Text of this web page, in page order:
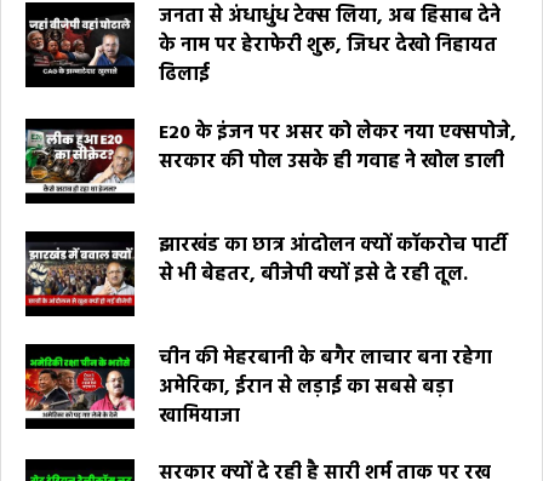
जनता से अंधाधुंध टेक्स लिया, अब हिसाब देने
के नाम पर हेराफेरी शुरू, जिधर देखो निहायत
ढिलाई
E20 के इंजन पर असर को लेकर नया एक्सपोजे,
सरकार की पोल उसके ही गवाह ने खोल डाली
झारखंड का छात्र आंदोलन क्यों कॉकरोच पार्टी
से भी बेहतर, बीजेपी क्यों इसे दे रही तूल.
चीन की मेहरबानी के बगैर लाचार बना रहेगा
अमेरिका, ईरान से लड़ाई का सबसे बड़ा
खामियाजा
सरकार क्यों दे रही है सारी शर्म ताक पर रख